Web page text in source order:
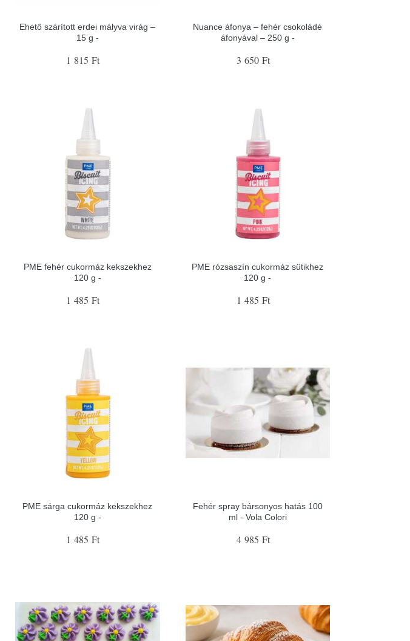
Ehető szárított erdei mályva virág –
15 g -
1 815 Ft
Nuance áfonya – fehér csokoládé
áfonyával – 250 g -
3 650 Ft
PME fehér cukormáz kekszekhez
120 g -
1 485 Ft
PME rózsaszín cukormáz sütikhez
120 g -
1 485 Ft
PME sárga cukormáz kekszekhez
120 g -
1 485 Ft
Fehér spray bársonyos hatás 100
ml - Vola Colori
4 985 Ft